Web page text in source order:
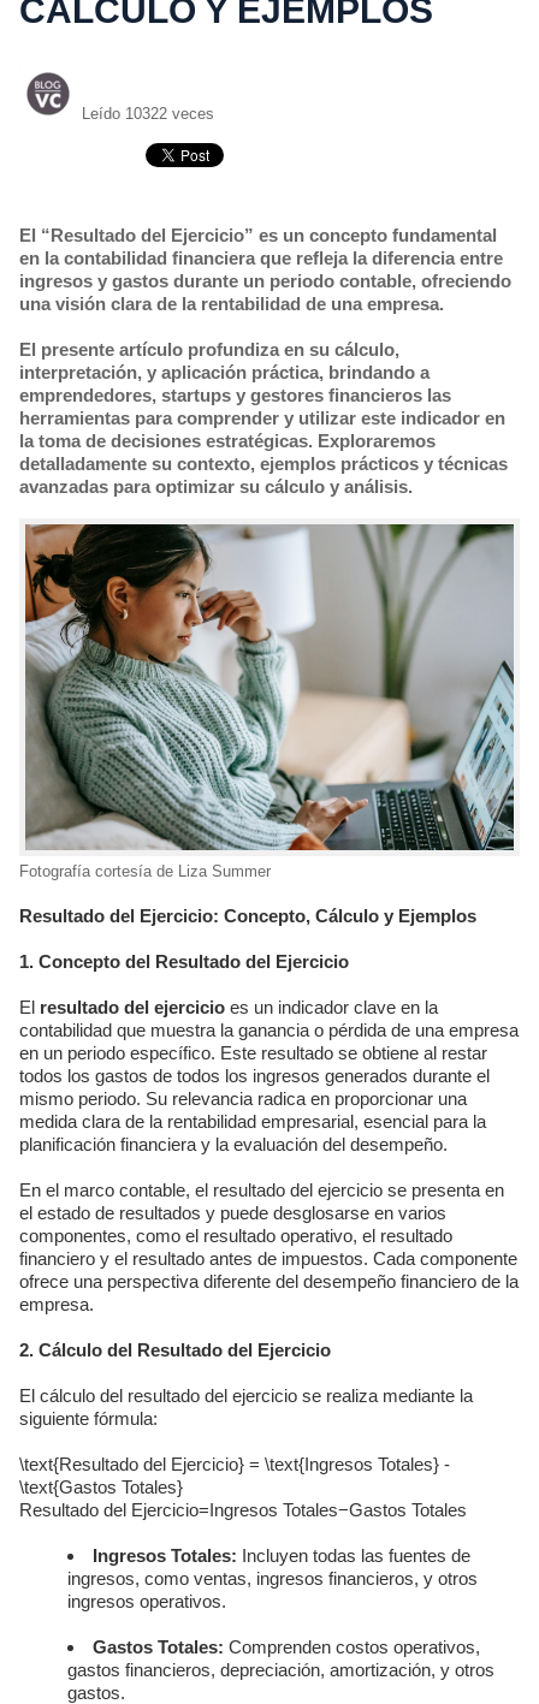
CÁLCULO Y EJEMPLOS
Leído 10322 veces
El “Resultado del Ejercicio” es un concepto fundamental
en la contabilidad financiera que refleja la diferencia entre
ingresos y gastos durante un periodo contable, ofreciendo
una visión clara de la rentabilidad de una empresa.
El presente artículo profundiza en su cálculo,
interpretación, y aplicación práctica, brindando a
emprendedores, startups y gestores financieros las
herramientas para comprender y utilizar este indicador en
la toma de decisiones estratégicas. Exploraremos
detalladamente su contexto, ejemplos prácticos y técnicas
avanzadas para optimizar su cálculo y análisis.
Fotografía cortesía de Liza Summer
Resultado del Ejercicio: Concepto, Cálculo y Ejemplos
1. Concepto del Resultado del Ejercicio
El resultado del ejercicio es un indicador clave en la
contabilidad que muestra la ganancia o pérdida de una empresa
en un periodo específico. Este resultado se obtiene al restar
todos los gastos de todos los ingresos generados durante el
mismo periodo. Su relevancia radica en proporcionar una
medida clara de la rentabilidad empresarial, esencial para la
planificación financiera y la evaluación del desempeño.
En el marco contable, el resultado del ejercicio se presenta en
el estado de resultados y puede desglosarse en varios
componentes, como el resultado operativo, el resultado
financiero y el resultado antes de impuestos. Cada componente
ofrece una perspectiva diferente del desempeño financiero de la
empresa.
2. Cálculo del Resultado del Ejercicio
El cálculo del resultado del ejercicio se realiza mediante la
siguiente fórmula:
\text{Resultado del Ejercicio} = \text{Ingresos Totales} -
\text{Gastos Totales}
Resultado del Ejercicio=Ingresos Totales−Gastos Totales
Ingresos Totales: Incluyen todas las fuentes de
ingresos, como ventas, ingresos financieros, y otros
ingresos operativos.
Gastos Totales: Comprenden costos operativos,
gastos financieros, depreciación, amortización, y otros
gastos.